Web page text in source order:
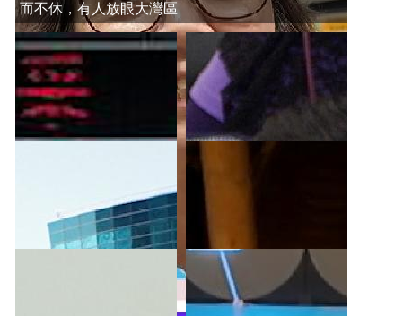
而不休，有人放眼大灣區